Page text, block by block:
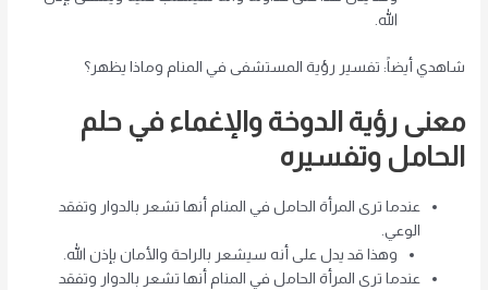
الله.
شاهدي أيضاً: تفسير رؤية المستشفى في المنام وماذا يظهر؟
معنى رؤية الدوخة والإغماء في حلم
الحامل وتفسيره
عندما ترى المرأة الحامل في المنام أنها تشعر بالدوار وتفقد
الوعي.
وهذا قد يدل على أنه سيشعر بالراحة والأمان بإذن الله.
عندما ترى المرأة الحامل في المنام أنها تشعر بالدوار وتفقد